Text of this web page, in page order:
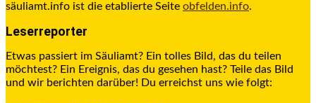
säuliamt.info ist die etablierte Seite obfelden.info.
Leserreporter
Etwas passiert im Säuliamt? Ein tolles Bild, das du teilen
möchtest? Ein Ereignis, das du gesehen hast? Teile das Bild
und wir berichten darüber! Du erreichst uns wie folgt: